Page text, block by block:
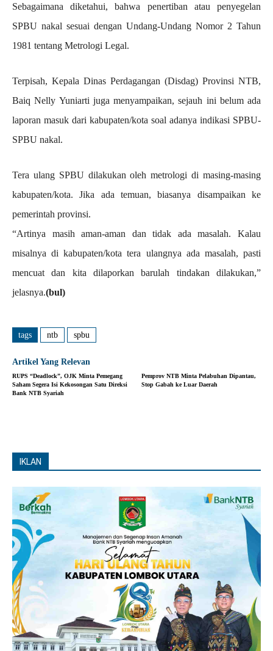
Sebagaimana diketahui, bahwa penertiban atau penyegelan
SPBU nakal sesuai dengan Undang-Undang Nomor 2 Tahun
1981 tentang Metrologi Legal.
Terpisah, Kepala Dinas Perdagangan (Disdag) Provinsi NTB,
Baiq Nelly Yuniarti juga menyampaikan, sejauh ini belum ada
laporan masuk dari kabupaten/kota soal adanya indikasi SPBU-
SPBU nakal.
Tera ulang SPBU dilakukan oleh metrologi di masing-masing
kabupaten/kota. Jika ada temuan, biasanya disampaikan ke
pemerintah provinsi.
“Artinya masih aman-aman dan tidak ada masalah. Kalau
misalnya di kabupaten/kota tera ulangnya ada masalah, pasti
mencuat dan kita dilaporkan barulah tindakan dilakukan,”
jelasnya.(bul)
tags ntb spbu
Artikel Yang Relevan
RUPS “Deadlock”, OJK Minta Pemegang
Saham Segera Isi Kekosongan Satu Direksi
Bank NTB Syariah
Pemprov NTB Minta Pelabuhan Dipantau,
Stop Gabah ke Luar Daerah
IKLAN